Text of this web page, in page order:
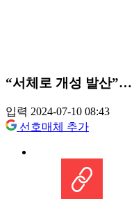
“서체로 개성 발산”…
입력 2024-07-10 08:43
선호매체 추가